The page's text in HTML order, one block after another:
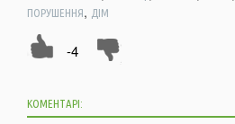
ПОРУШЕННЯ, ДІМ
-4
КОМЕНТАРІ: